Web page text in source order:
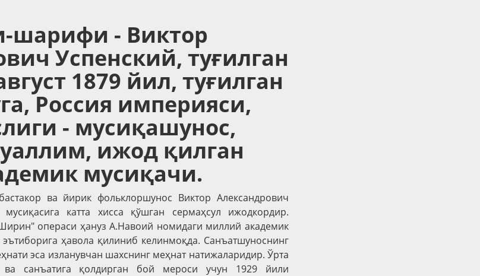
шарифи - Виктор
Успенский, туғилган
1879 йил, туғилган
Россия империяси,
- мусиқашунос,
ижод қилган
мусиқачи.
ва йирик фольклоршунос Виктор Александрович
катта хисса қўшган сермаҳсул ижодкордир.
операси ҳануз А.Навоий номидаги миллий академик
эътиборига ҳавола қилиниб келинмоқда. Санъатшуноснинг
эса изланувчан шахснинг меҳнат натижаларидир. Ўрта
санъатига қолдирган бой мероси учун 1929 йили